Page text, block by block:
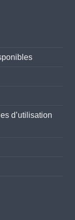
d’utilisation